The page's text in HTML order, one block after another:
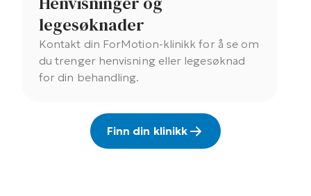
legesøknader
Kontakt din ForMotion-klinikk for å se om
du trenger henvisning eller legesøknad
for din behandling.
Finn din klinikk